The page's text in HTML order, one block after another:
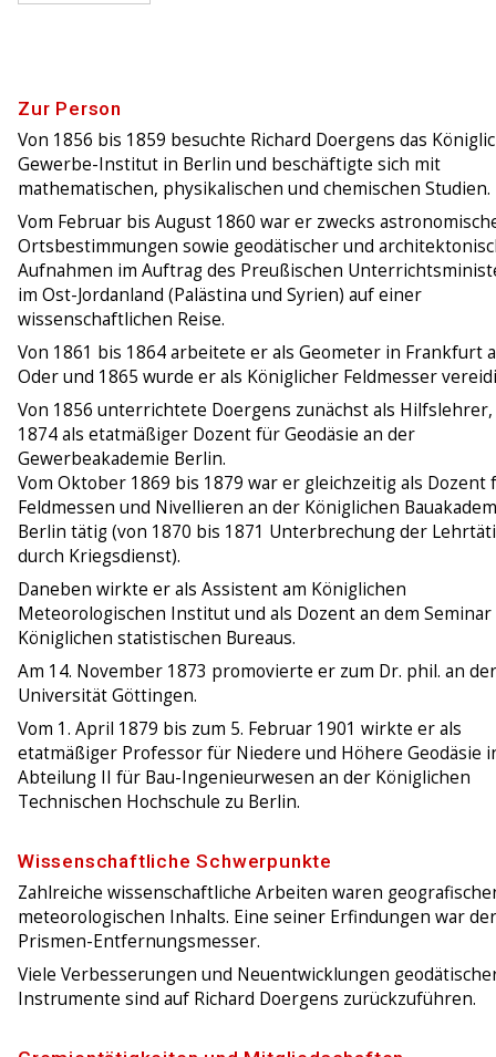
Zur Person
Von 1856 bis 1859 besuchte Richard Doergens das
Gewerbe-Institut in Berlin und beschäftigte sich mit
mathematischen, physikalischen und chemischen Studien.
Vom Februar bis August 1860 war er zwecks
Ortsbestimmungen sowie geodätischer und
Aufnahmen im Auftrag des Preußischen
im Ost-Jordanland (Palästina und Syrien) auf einer
wissenschaftlichen Reise.
Von 1861 bis 1864 arbeitete er als Geometer in Frankfurt
Oder und 1865 wurde er als Königlicher Feldmesser
Von 1856 unterrichtete Doergens zunächst als Hilfslehrer,
1874 als etatmäßiger Dozent für Geodäsie an der
Gewerbeakademie Berlin.
Vom Oktober 1869 bis 1879 war er gleichzeitig als Dozent
Feldmessen und Nivellieren an der Königlichen
Berlin tätig (von 1870 bis 1871 Unterbrechung der
durch Kriegsdienst).
Daneben wirkte er als Assistent am Königlichen
Meteorologischen Institut und als Dozent an dem Seminar
Königlichen statistischen Bureaus.
Am 14. November 1873 promovierte er zum Dr. phil. an der
Universität Göttingen.
Vom 1. April 1879 bis zum 5. Februar 1901 wirkte er als
etatmäßiger Professor für Niedere und Höhere Geodäsie
Abteilung II für Bau-Ingenieurwesen an der Königlichen
Technischen Hochschule zu Berlin.
Wissenschaftliche Schwerpunkte
Zahlreiche wissenschaftliche Arbeiten waren
meteorologischen Inhalts. Eine seiner Erfindungen war der
Prismen-Entfernungsmesser.
Viele Verbesserungen und Neuentwicklungen
Instrumente sind auf Richard Doergens zurückzuführen.